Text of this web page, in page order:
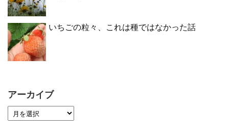
いちごの粒々、これは種ではなかった話
アーカイブ